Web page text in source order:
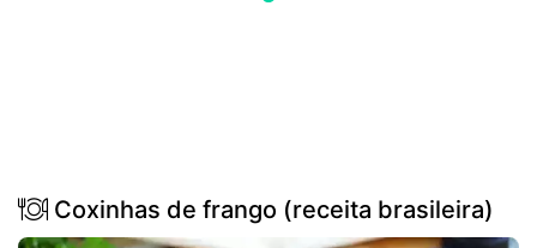
Coxinhas de frango (receita brasileira)